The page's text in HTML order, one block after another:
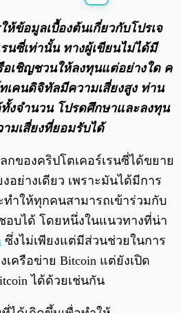
0:00/0:00
ห้ข้อมูลเบื้องต้นเกี่ยวกับโปรเจ
นซี่เท่านั้น ทางผู้เขียนไม่ได้มี
อเชิญชวนให้ลงทุนแต่อย่างใด ค
เคนดิจิทัลมีความเสี่ยงสูง ท่าน
งจํานวน โปรดศึกษาและลงทุน
มเสี่ยงที่ยอมรับได้
กของคริปโตเคอร์เรนซี่ได้ขยาย
อย่างเดียว เพราะมันได้มีการ
ำให้ทุกคนสามารถเข้าร่วมกับ
อบได้ โดยหนึ่งในแนวทางที่น่า
ซึ่งไม่เพียงแต่มีส่วนช่วยในการ
ครือข่าย Bitcoin แต่ยังเปิด
ได้ด้วยเช่นกัน